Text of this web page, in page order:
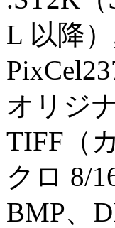
L 以降
オリジ
TIFF（
クロ 8/
BMP、